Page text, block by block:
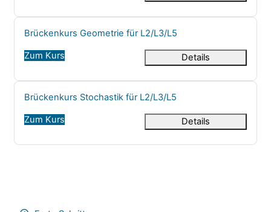
Kursname
Brückenkurs Geometrie für L2/L3/L5
Zum Kurs Details
Kursname
Brückenkurs Stochastik für L2/L3/L5
Zum Kurs Details